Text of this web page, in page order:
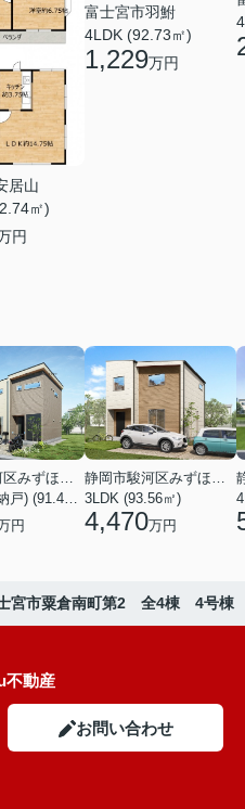
居山
㎡)
円
富士宮市羽鮒
4LDK (92.73㎡)
1,229万円
静岡市駿河区みずほ２丁目
3LDK＋S(納戸) (91.49㎡)
円
静岡市駿河区みずほ２丁目
3LDK (93.56㎡)
4,470万円
宮市粟倉南町第2 全4棟 4号棟
不動産
お問い合わせ